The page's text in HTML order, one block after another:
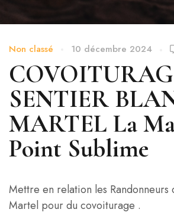
Non classé 10 décembre 2024
SENTIER
MARTEL La
Point Sublime
Mettre en relation les Randonneurs
Martel pour du covoiturage .